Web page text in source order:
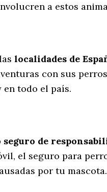
a estos
localidades de
con sus perros
en todo el país.
seguro de
el seguro para
por tu mascota.